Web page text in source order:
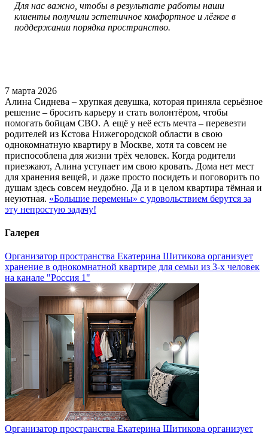
Для нас важно, чтобы в результате работы наши
клиенты получили эстетичное комфортное и лёгкое в
поддержании порядка пространство.
7 марта 2026
Алина Сиднева – хрупкая девушка, которая приняла серьёзное
решение – бросить карьеру и стать волонтёром, чтобы
помогать бойцам СВО. А ещё у неё есть мечта – перевезти
родителей из Кстова Нижегородской области в свою
однокомнатную квартиру в Москве, хотя та совсем не
приспособлена для жизни трёх человек. Когда родители
приезжают, Алина уступает им свою кровать. Дома нет мест
для хранения вещей, и даже просто посидеть и поговорить по
душам здесь совсем неудобно. Да и в целом квартира тёмная и
неуютная. «Большие перемены» с удовольствием берутся за
эту непростую задачу!
Галерея
Организатор пространства Екатерина Шитикова организует
хранение в однокомнатной квартире для семьи из 3-х человек
на канале "Россия 1"
Организатор пространства Екатерина Шитикова организует